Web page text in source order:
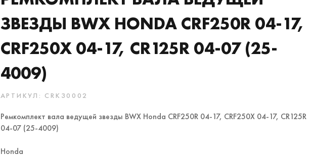
ЗВЕЗДЫ BWX HONDA CRF250R 04-17,
CRF250X 04-17, CR125R 04-07 (25-
4009)
АРТИКУЛ: CRK30002
Ремкомплект вала ведущей звезды BWX Honda CRF250R 04-17, CRF250X 04-17, CR125R
04-07 (25-4009)
Honda